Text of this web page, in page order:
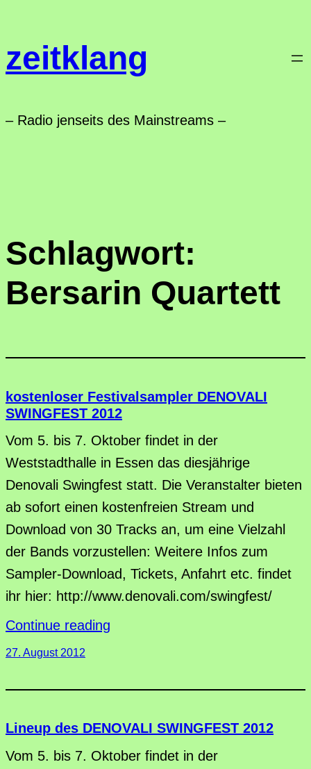
springen
zeitklang
– Radio jenseits des Mainstreams –
Schlagwort:
Bersarin Quartett
kostenloser Festivalsampler DENOVALI
SWINGFEST 2012
Vom 5. bis 7. Oktober findet in der
Weststadthalle in Essen das diesjährige
Denovali Swingfest statt. Die Veranstalter bieten
ab sofort einen kostenfreien Stream und
Download von 30 Tracks an, um eine Vielzahl
der Bands vorzustellen: Weitere Infos zum
Sampler-Download, Tickets, Anfahrt etc. findet
ihr hier: http://www.denovali.com/swingfest/
Continue reading
27. August 2012
Lineup des DENOVALI SWINGFEST 2012
Vom 5. bis 7. Oktober findet in der